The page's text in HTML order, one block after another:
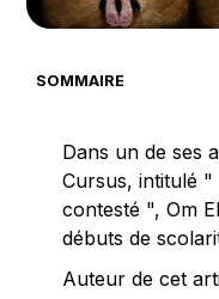
SOMMAIRE
Dans un de ses
Cursus, intitulé "
contesté ", Om
débuts de
Auteur de cet